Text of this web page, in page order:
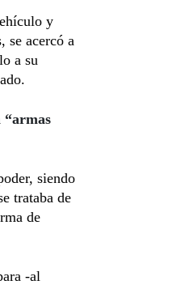
y
se acercó a
a su
“armas
siendo
trataba de
de
-al